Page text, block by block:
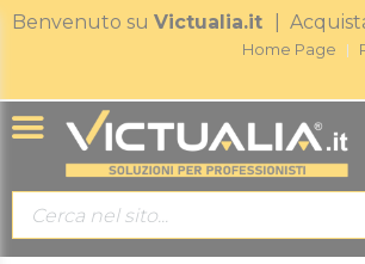
Benvenuto su Victualia.it |
Home Page